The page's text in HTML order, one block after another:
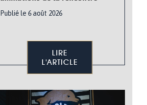
Publié le 6 août 2026
LIRE
L'ARTICLE